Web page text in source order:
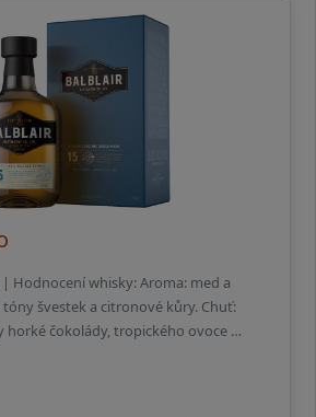
| Hodnocení whisky: Aroma: med a
švestek a citronové kůry. Chuť:
čokolády, tropického ovoce …